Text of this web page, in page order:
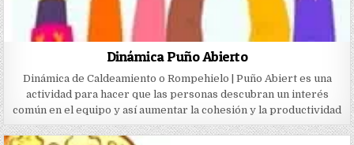
Dinámica Puño Abierto
Dinámica de Caldeamiento o Rompehielo | Puño Abiert es una
actividad para hacer que las personas descubran un interés
común en el equipo y así aumentar la cohesión y la productividad